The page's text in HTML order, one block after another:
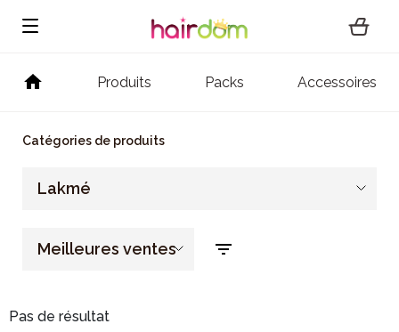
Produits Packs Accessoires
Catégories de produits
Lakmé
Meilleures ventes
Pas de résultat